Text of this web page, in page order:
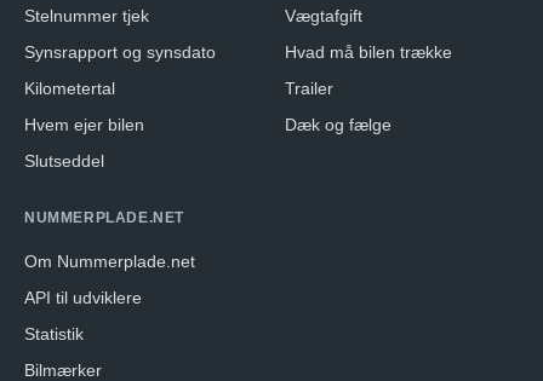
Stelnummer tjek
Synsrapport og synsdato
Kilometertal
Hvem ejer bilen
Slutseddel
Vægtafgift
Hvad må bilen trække
Trailer
Dæk og fælge
NUMMERPLADE.NET
Om Nummerplade.net
API til udviklere
Statistik
Bilmærker